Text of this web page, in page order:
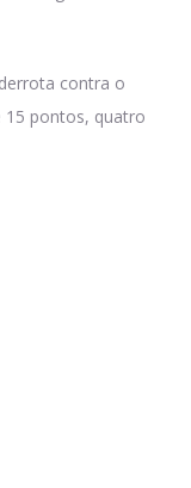
contra o
15 pontos, quatro